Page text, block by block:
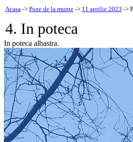
Acasa -> Poze de la munte -> 11 aprilie 2023 ->
4. In poteca
In poteca albastra.